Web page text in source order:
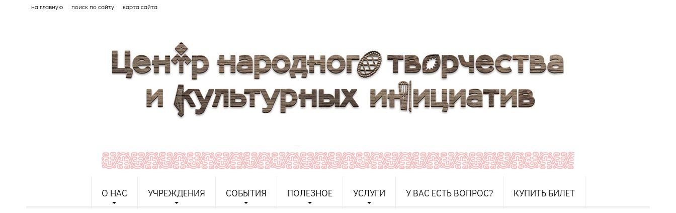
на главную поиск по сайту карта сайта
О НАС УЧРЕЖДЕНИЯ СОБЫТИЯ ПОЛЕЗНОЕ УСЛУГИ У ВАС ЕСТЬ ВОПРОС? КУПИТЬ БИЛЕТ